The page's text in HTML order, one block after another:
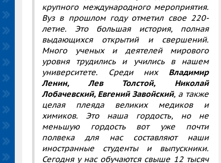
крупного международного мероприятия.
Вуз в прошлом году отметил свое 220-
летие. Это большая история, полная
выдающихся открытий и свершений.
Много ученых и деятелей мирового
уровня трудились и учились в нашем
университете. Среди них Владимир
Ленин, Лев Толстой, Николай
Лобачевский, Евгений Завойский, а также
целая плеяда великих медиков и
химиков. Это наша гордость, но не
меньшую гордость вот уже почти
полвека для нас составляют наши
иностранные студенты и выпускники.
Сегодня у нас обучаются свыше 12 тысяч